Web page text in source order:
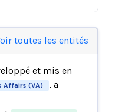
toutes les entités
et mis en
Affairs (VA)
, a